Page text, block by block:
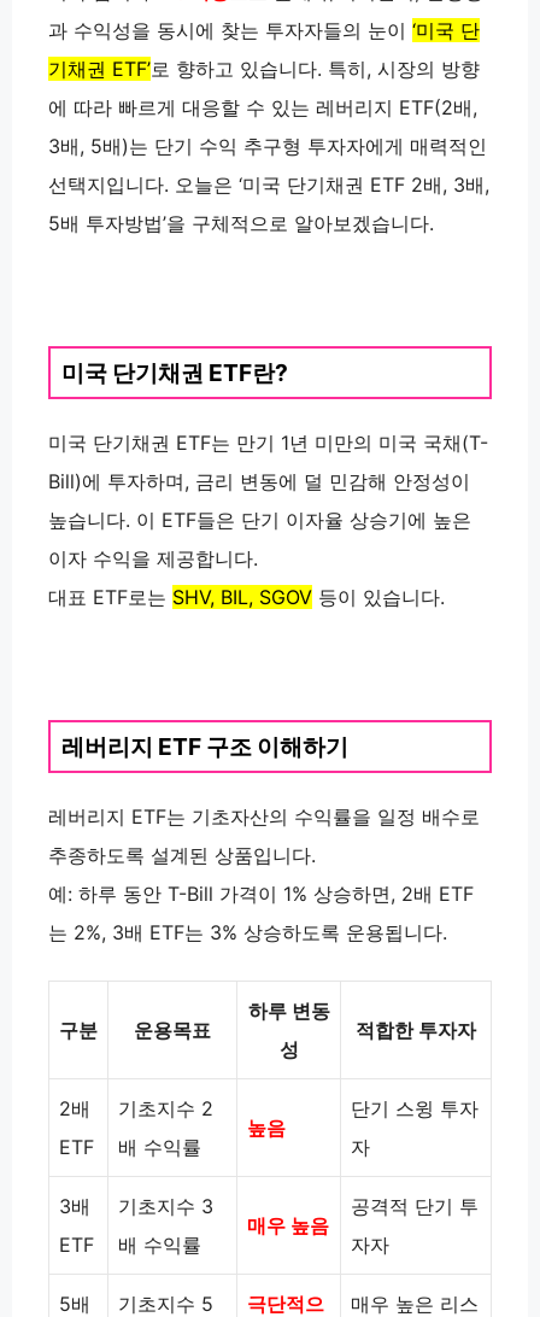
과 수익성을 동시에 찾는 투자자들의 눈이 ‘미국 단
기채권 ETF’로 향하고 있습니다. 특히, 시장의 방향
에 따라 빠르게 대응할 수 있는 레버리지 ETF(2배,
3배, 5배)는 단기 수익 추구형 투자자에게 매력적인
선택지입니다. 오늘은 ‘미국 단기채권 ETF 2배, 3배,
5배 투자방법’을 구체적으로 알아보겠습니다.
미국 단기채권 ETF란?
미국 단기채권 ETF는 만기 1년 미만의 미국 국채(T-
Bill)에 투자하며, 금리 변동에 덜 민감해 안정성이
높습니다. 이 ETF들은 단기 이자율 상승기에 높은
이자 수익을 제공합니다.
대표 ETF로는 SHV, BIL, SGOV 등이 있습니다.
레버리지 ETF 구조 이해하기
레버리지 ETF는 기초자산의 수익률을 일정 배수로
추종하도록 설계된 상품입니다.
예: 하루 동안 T-Bill 가격이 1% 상승하면, 2배 ETF
는 2%, 3배 ETF는 3% 상승하도록 운용됩니다.
구분 운용목표
하루 변동
성
적합한 투자자
2배
ETF
기초지수 2
배 수익률
높음
단기 스윙 투자
자
3배
ETF
기초지수 3
배 수익률
매우 높음
공격적 단기 투
자자
5배
기초지수 5
극단적으
매우 높은 리스